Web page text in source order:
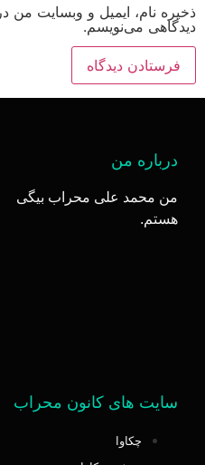
ذخیره نام، ایمیل و وبسایت من
دیدگاهی می‌نویسم.
درباره من
من محمد علی محراب بیگی
هستم.
سایت های کانون محراب
چکاوا